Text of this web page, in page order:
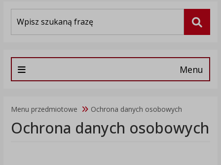
Menu
Menu przedmiotowe Ochrona danych osobowych
Ochrona danych osobowych